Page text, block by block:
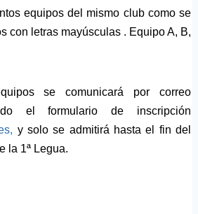
equipos del mismo club como se
con letras mayúsculas . Equipo A, B,
se comunicará por correo
el formulario de inscripción
y solo se admitirá hasta el fin del
la 1ª Legua.